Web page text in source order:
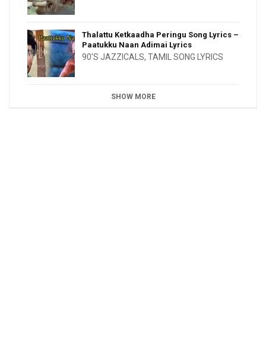
Thalattu Ketkaadha Peringu Song Lyrics –
Paatukku Naan Adimai Lyrics
90'S JAZZICALS, TAMIL SONG LYRICS
SHOW MORE